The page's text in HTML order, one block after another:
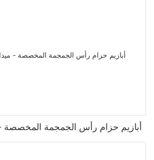
أبازيم حزام رأس الجمجمة